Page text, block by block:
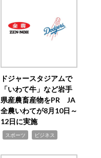
ドジャースタジアムで
「いわて牛」など岩手
県産農畜産物をPR JA
全農いわてが8月10日～
12日に実施
スポーツ ビジネス